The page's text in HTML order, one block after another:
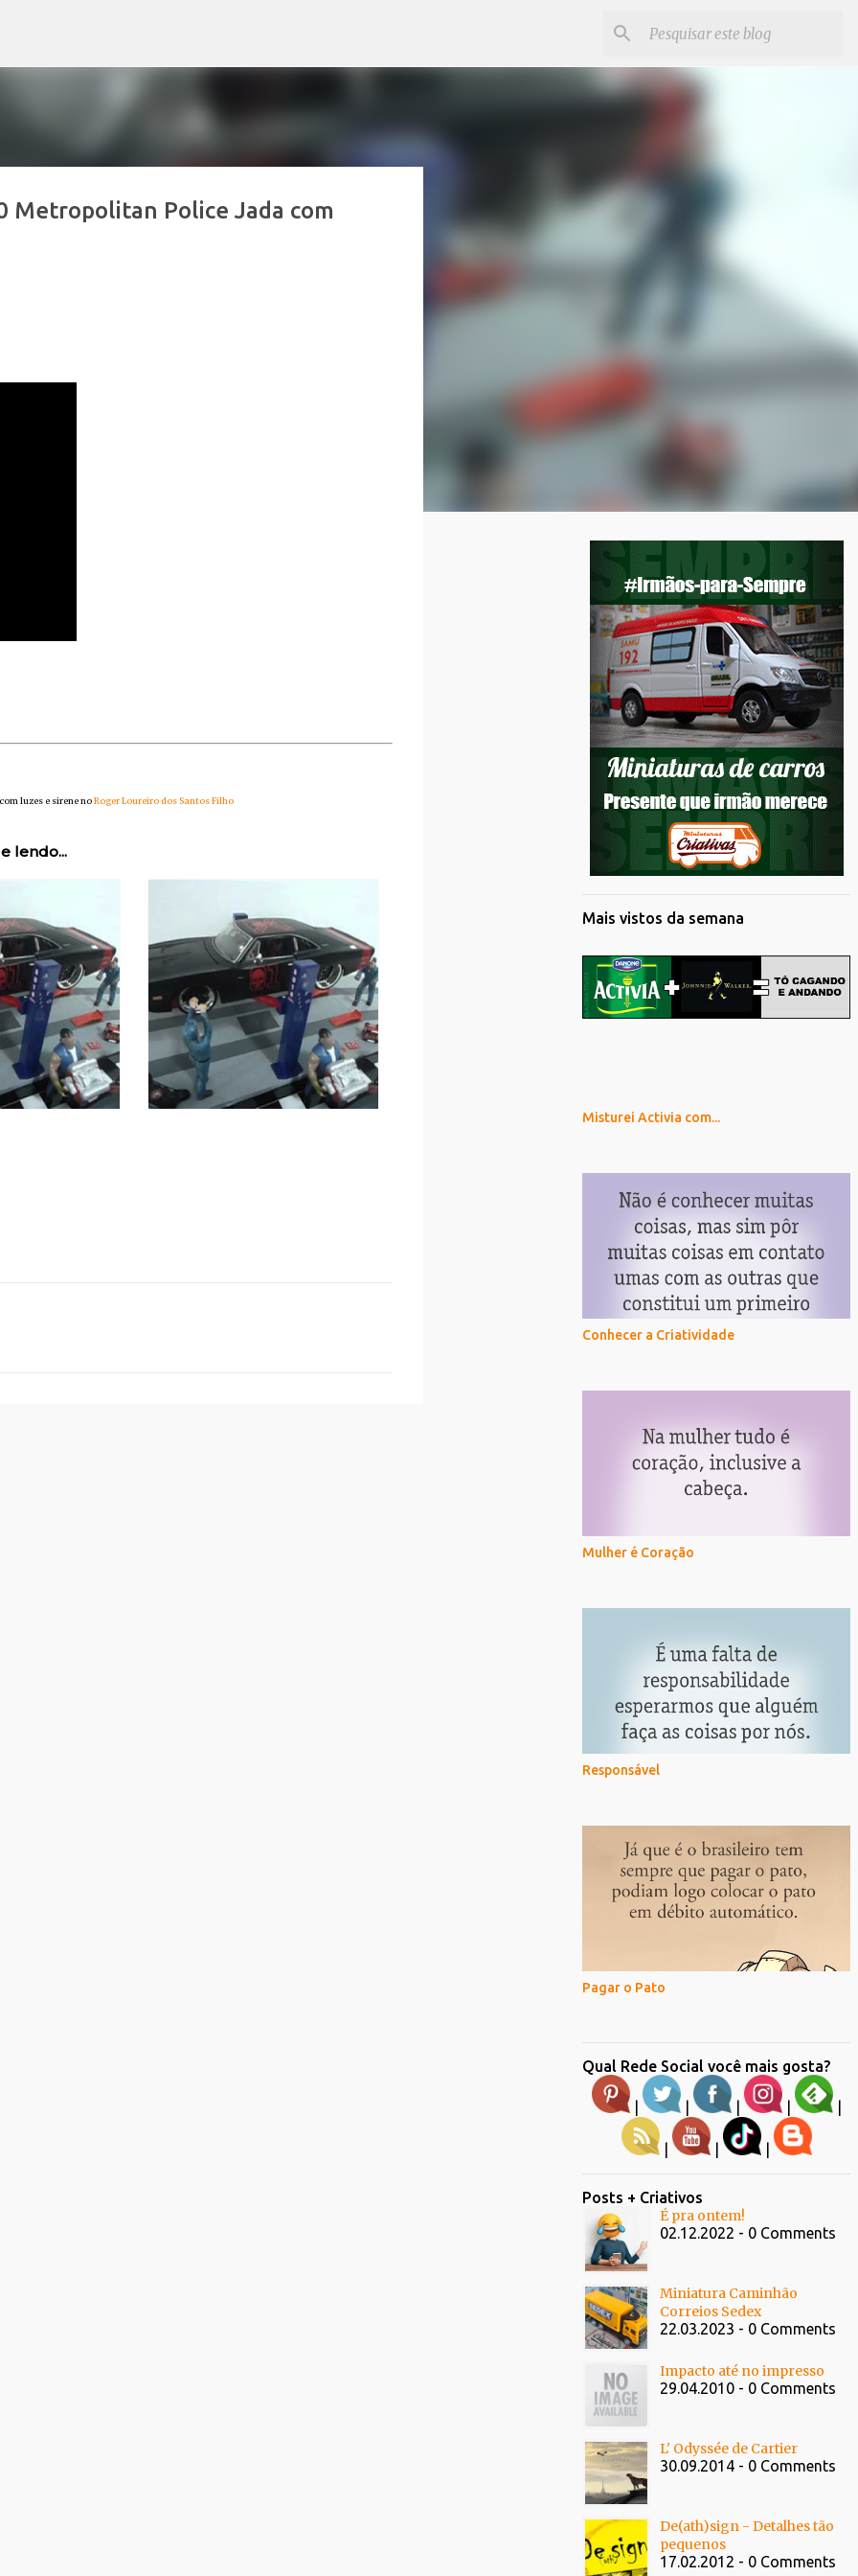
Metropolitan Police Jada com
luzes e sirene noRoger Loureiro dos Santos Filho
lendo...
Mais vistos da semana
Misturei Activia com...
Conhecer a Criatividade
Mulher é Coração
Responsável
Pagar o Pato
Qual Rede Social você mais gosta?
| | | | |
| | |
Posts + Criativos
É pra ontem!
02.12.2022 - 0 Comments
Miniatura Caminhão
Correios Sedex
22.03.2023 - 0 Comments
Impacto até no impresso
29.04.2010 - 0 Comments
L' Odyssée de Cartier
30.09.2014 - 0 Comments
De(ath)sign - Detalhes tão
pequenos
17.02.2012 - 0 Comments